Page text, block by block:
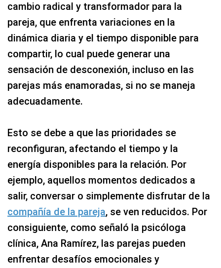
cambio radical y transformador para la
pareja, que enfrenta variaciones en la
dinámica diaria y el tiempo disponible para
compartir, lo cual puede generar una
sensación de desconexión, incluso en las
parejas más enamoradas, si no se maneja
adecuadamente.
Esto se debe a que las prioridades se
reconfiguran, afectando el tiempo y la
energía disponibles para la relación. Por
ejemplo, aquellos momentos dedicados a
salir, conversar o simplemente disfrutar de la
compañía de la pareja, se ven reducidos. Por
consiguiente, como señaló la psicóloga
clínica, Ana Ramírez, las parejas pueden
enfrentar desafíos emocionales y